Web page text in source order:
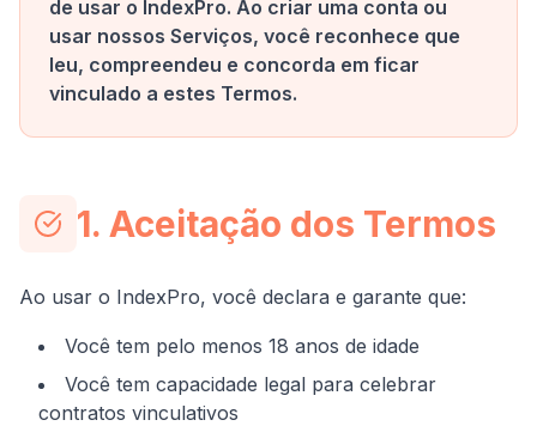
de usar o IndexPro. Ao criar uma conta ou
usar nossos Serviços, você reconhece que
leu, compreendeu e concorda em ficar
vinculado a estes Termos.
1. Aceitação dos Termos
Ao usar o IndexPro, você declara e garante que:
Você tem pelo menos 18 anos de idade
Você tem capacidade legal para celebrar
contratos vinculativos